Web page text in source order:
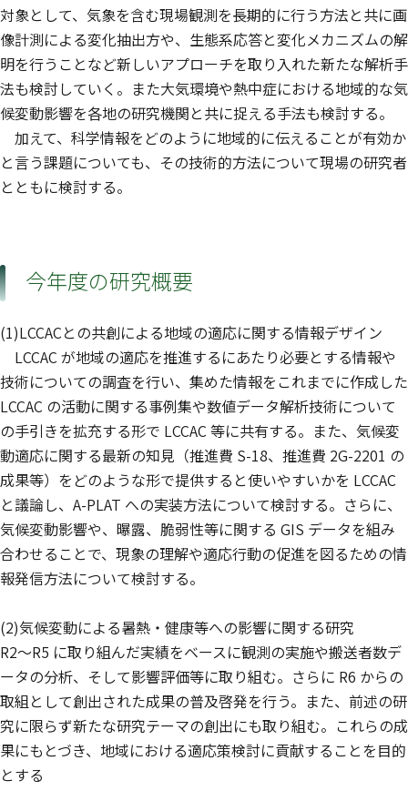
対象として、気象を含む現場観測を長期的に行う方法と共に画
像計測による変化抽出方や、生態系応答と変化メカニズムの解
明を行うことなど新しいアプローチを取り入れた新たな解析手
法も検討していく。また大気環境や熱中症における地域的な気
候変動影響を各地の研究機関と共に捉える手法も検討する。
加えて、科学情報をどのように地域的に伝えることが有効か
と言う課題についても、その技術的方法について現場の研究者
とともに検討する。
今年度の研究概要
(1)LCCACとの共創による地域の適応に関する情報デザイン
LCCAC が地域の適応を推進するにあたり必要とする情報や
技術についての調査を行い、集めた情報をこれまでに作成した
LCCAC の活動に関する事例集や数値データ解析技術について
の手引きを拡充する形で LCCAC 等に共有する。また、気候変
動適応に関する最新の知見（推進費 S-18、推進費 2G-2201 の
成果等）をどのような形で提供すると使いやすいかを LCCAC
と議論し、A-PLAT への実装方法について検討する。さらに、
気候変動影響や、曝露、脆弱性等に関する GIS データを組み
合わせることで、現象の理解や適応行動の促進を図るための情
報発信方法について検討する。
(2)気候変動による暑熱・健康等への影響に関する研究
R2〜R5 に取り組んだ実績をベースに観測の実施や搬送者数デ
ータの分析、そして影響評価等に取り組む。さらに R6 からの
取組として創出された成果の普及啓発を行う。また、前述の研
究に限らず新たな研究テーマの創出にも取り組む。これらの成
果にもとづき、地域における適応策検討に貢献することを目的
とする